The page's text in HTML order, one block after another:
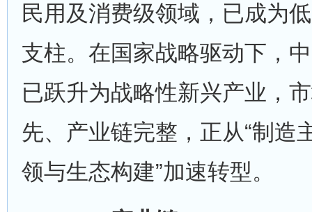
民用及消费级领域，已成为
支柱。在国家战略驱动下，
已跃升为战略性新兴产业，
先、产业链完整，正从“制造
领与生态构建”加速转型。